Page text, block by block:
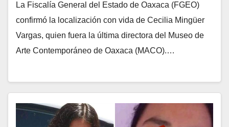
La Fiscalía General del Estado de Oaxaca (FGEO)
confirmó la localización con vida de Cecilia Mingüer
Vargas, quien fuera la última directora del Museo de
Arte Contemporáneo de Oaxaca (MACO).…